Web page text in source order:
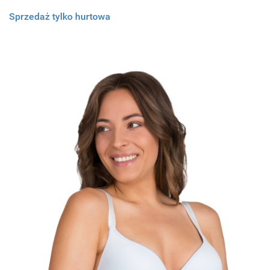
Sprzedaż tylko hurtowa